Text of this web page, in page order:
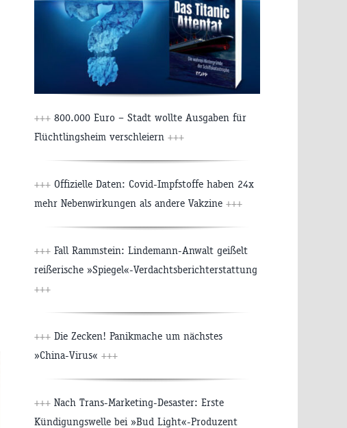
+++ 800.000 Euro – Stadt wollte Ausgaben für
Flüchtlingsheim verschleiern +++
+++ Offizielle Daten: Covid-Impfstoffe haben 24x
mehr Nebenwirkungen als andere Vakzine +++
+++ Fall Rammstein: Lindemann-Anwalt geißelt
reißerische »Spiegel«-Verdachtsberichterstattung
+++
+++ Die Zecken! Panikmache um nächstes
»China-Virus« +++
+++ Nach Trans-Marketing-Desaster: Erste
Kündigungswelle bei »Bud Light«-Produzent